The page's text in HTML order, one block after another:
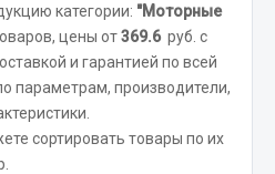
ещё
категории: "Моторные
цены от369.6 руб. с
и гарантией по всей
параметрам, производители,
сортировать товары по их